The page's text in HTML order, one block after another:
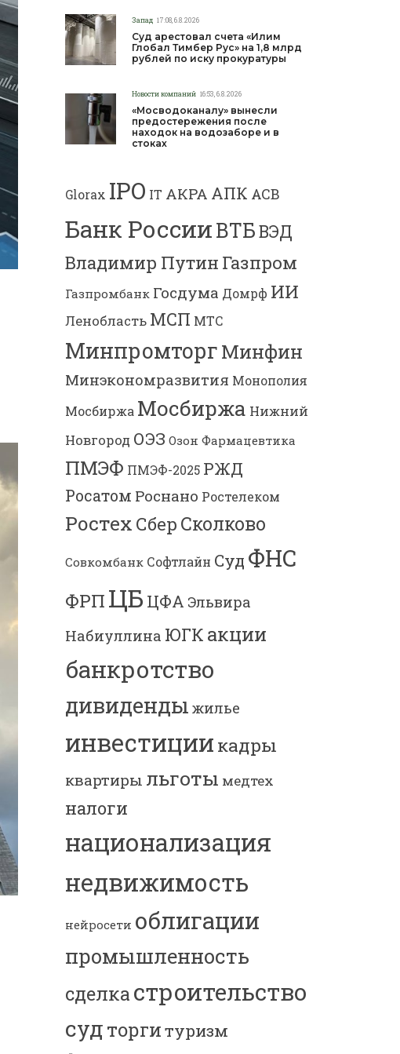
Запад 17:08, 6.8.2026
Суд арестовал счета «Илим
Глобал Тимбер Рус» на 1,8 млрд
рублей по иску прокуратуры
Новости компаний 16:53, 6.8.2026
«Мосводоканалу» вынесли
предостережения после
находок на водозаборе и в
стоках
Glorax IPO IT АКРА АПК АСВ
Банк РоссииВТБВЭД
Владимир Путин Газпром
Газпромбанк Госдума Домрф ИИ
Ленобласть МСП МТС
МинпромторгМинфин
Минэкономразвития Монополия
Мосбиржа Мосбиржа Нижний
Новгород ОЭЗ Озон Фармацевтика
ПМЭФ ПМЭФ-2025 РЖД
Росатом Роснано Ростелеком
Ростех Сбер Сколково
Совкомбанк Софтлайн Суд ФНС
ФРП ЦБ ЦФА Эльвира
Набиуллина ЮГК акции
банкротство
дивиденды жилье
инвестиции кадры
квартиры льготы медтех
налоги
национализация
недвижимость
нейросети облигации
промышленность
сделкастроительство
судторгитуризм